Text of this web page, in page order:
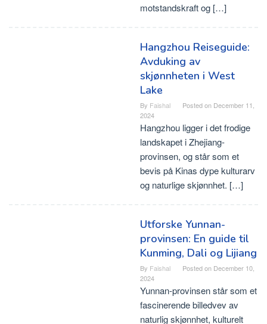
motstandskraft og […]
Hangzhou Reiseguide:
Avduking av
skjønnheten i West
Lake
By Faishal Posted on December 11,
2024
Hangzhou ligger i det frodige
landskapet i Zhejiang-
provinsen, og står som et
bevis på Kinas dype kulturarv
og naturlige skjønnhet. […]
Utforske Yunnan-
provinsen: En guide til
Kunming, Dali og Lijiang
By Faishal Posted on December 10,
2024
Yunnan-provinsen står som et
fascinerende billedvev av
naturlig skjønnhet, kulturelt